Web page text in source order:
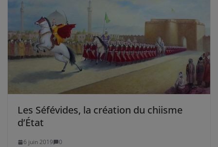
Les Séfévides, la création du chiisme
d’État
6 juin 2019 0